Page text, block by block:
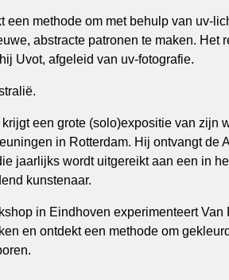
een methode om met behulp van uv-
abstracte patronen te maken. Het
Uvot, afgeleid van uv-fotografie.
een grote (solo)expositie van zijn
in Rotterdam. Hij ontvangt de
jaarlijks wordt uitgereikt aan een in
kunstenaar.
in Eindhoven experimenteert Van
en ontdekt een methode om